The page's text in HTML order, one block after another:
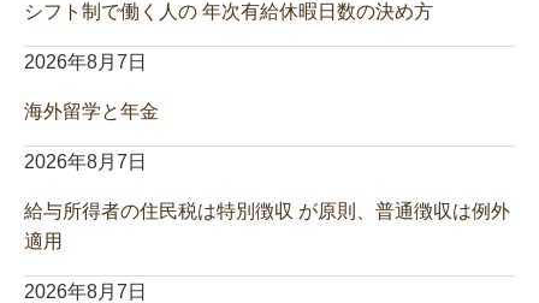
シフト制で働く人の 年次有給休暇日数の決め方
2026年8月7日
海外留学と年金
2026年8月7日
給与所得者の住民税は特別徴収 が原則、普通徴収は例外
適用
2026年8月7日